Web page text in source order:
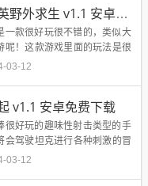
每一关都有很多的救援任务等
不错...
【安卓】王牌精英野外求生 v1.1 安卓福利版下载
一款很好玩很不错的，类似大
呢！这款游戏里面的玩法是很
到荒岛上面，收集各种的装
冒险体验呢，各种的武器装
呢，享受...
03-12
v1.1 安卓免费下载
很好玩的趣味性射击类型的手
会驾驶坦克进行各种刺激的冒
情的享受游戏带给我们的刺
03-12